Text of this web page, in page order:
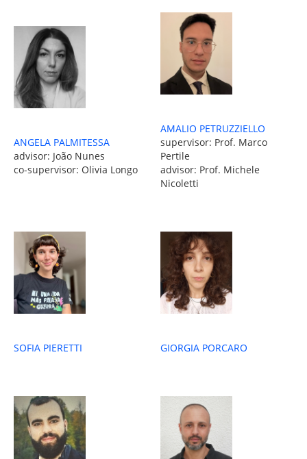
ANGELA PALMITESSA
advisor: João Nunes
co-supervisor: Olivia Longo
AMALIO PETRUZZIELLO
supervisor: Prof. Marco
Pertile
advisor: Prof. Michele
Nicoletti
SOFIA PIERETTI GIORGIA PORCARO